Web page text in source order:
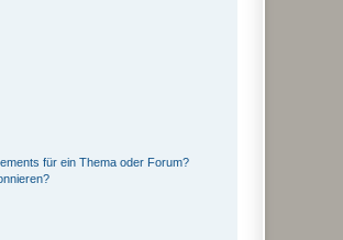
für ein Thema oder Forum?